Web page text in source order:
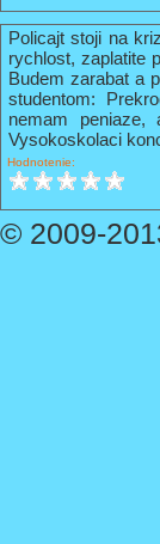
Policajt stoji na
rychlost, zaplatite
Budem zarabat a
studentom:
nemam
Vysokoskolaci
Hodnotenie:
© 2009-